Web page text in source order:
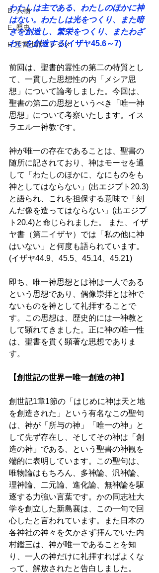
D. 人物
E. 歴史
F. 聖書小話・レジメ
わたしは主である、わたしのほかに神
はない。わたしは光をつくり、また暗
きを創造し、繁栄をつくり、またわざ
わいを創造する(イザヤ45.6～7)
前回は、聖書的霊性の第二の特質とし
て、一貫した思想性の内「メシア思
想」について論考しました。今回は、
聖書の第二の思想というべき「唯一神
思想」について考察いたします。イス
ラエル一神教です。
神が唯一の存在であることは、聖書の
随所に記されており、神はモーセを通
して「わたしのほかに、なにものをも
神としてはならない」(出エジプト20.3)
と語られ、これを担保する意味で「刻
んだ像を造ってはならない」(出エジプ
ト20.4)と命じられました。 また、イザ
ヤ書（第二イザヤ）では「私の他に神
はいない」と何度も語られています。
(イザヤ44.9、45.5、45.14、45.21)
即ち、唯一神思想とは神は一人である
という思想であり、偶像崇拝とは神で
ないものを神として礼拝することで
す。この思想は、歴史的には一神教と
して顕れてきました。正に神の唯一性
は、聖書を貫く顕著な思想でありま
す。
【創世記の世界ー唯一創造の神】
創世記1章1節の「はじめに神は天と地
を創造された」という有名なこの聖句
は、神が「所与の神」「唯一の神」と
して先ず存在し、そしてその神は「創
造の神」である、という聖書の神観を
端的に表明しています。この聖句は、
唯物論はもちろん、多神論、汎神論、
理神論、二元論、進化論、無神論を駆
逐する力強い言葉です。かの同志社大
学を創立した新島襄は、この一句で回
心したと言われています。また日本の
各神社の神々を欠かさず拝んでいた内
村鑑三は、神が唯一であることを知
り、一人の神だけに礼拝すればよくな
って、解放されたと告白しました。